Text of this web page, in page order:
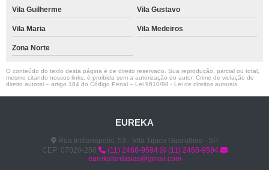
Vila Guilherme Vila Gustavo
Vila Maria Vila Medeiros
Zona Norte
O conteúdo do texto desta página é de direito reservado. Sua reprodução, parcial ou total,
mesmo citando nossos links, é proibida sem a autorização do autor. Crime de violação de
direito autoral – artigo 184 do Código Penal – Lei 9610/98 - Lei de direitos autorais
EUREKA
Rua Indianópolis, 53 - Vila Tijuco Guarulhos - SP
CEP: 07020-250
(11) 2468-9594
(11) 2468-9594
eurekafantasias@gmail.com